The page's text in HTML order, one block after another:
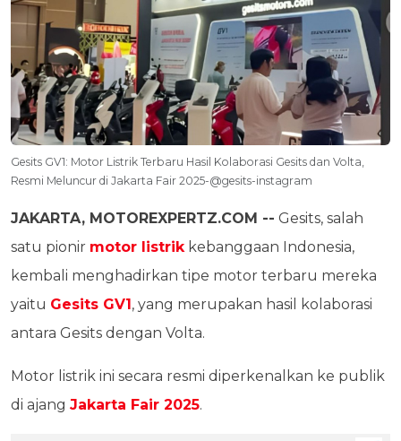
Gesits GV1: Motor Listrik Terbaru Hasil Kolaborasi Gesits dan Volta,
Resmi Meluncur di Jakarta Fair 2025-@gesits-instagram
JAKARTA, MOTOREXPERTZ.COM -- Gesits, salah
satu pionir motor listrik kebanggaan Indonesia,
kembali menghadirkan tipe motor terbaru mereka
yaitu Gesits GV1, yang merupakan hasil kolaborasi
antara Gesits dengan Volta.
Motor listrik ini secara resmi diperkenalkan ke publik
di ajang Jakarta Fair 2025.